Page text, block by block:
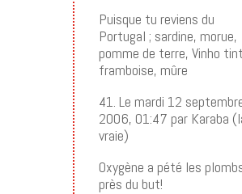
Puisque tu reviens du
Portugal ; sardine, morue,
pomme de terre, Vinho
framboise, mûre
41. Le mardi 12
2006, 01:47 par Karaba
vraie)
Oxygène a pété les
près du but!